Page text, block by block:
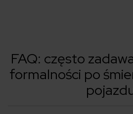
FAQ: często
formalności po